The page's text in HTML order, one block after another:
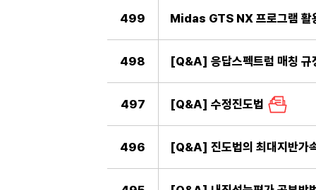
499 Midas GTS NX 프로그램 활
498 [Q&A] 응답스펙트럼 매칭 규
497 [Q&A] 수정진도법
496 [Q&A] 진도법의 최대지반가